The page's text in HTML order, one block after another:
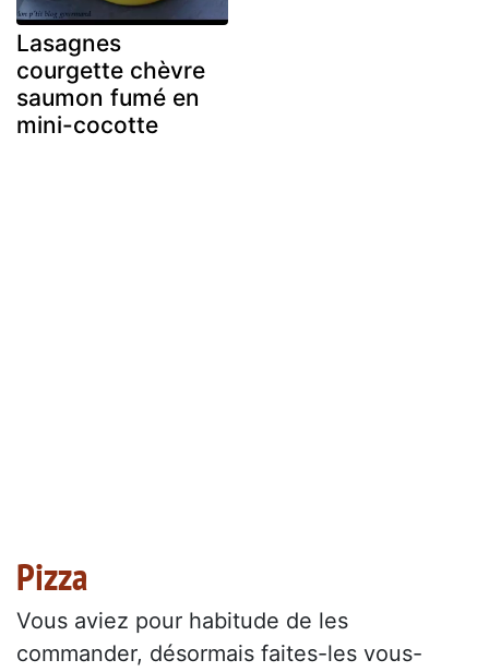
Lasagnes
courgette chèvre
saumon fumé en
mini-cocotte
Pizza
Vous aviez pour habitude de les
commander, désormais faites-les vous-